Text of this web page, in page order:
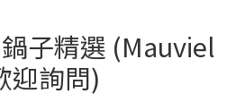
子精選 (Mauviel
迎詢問)